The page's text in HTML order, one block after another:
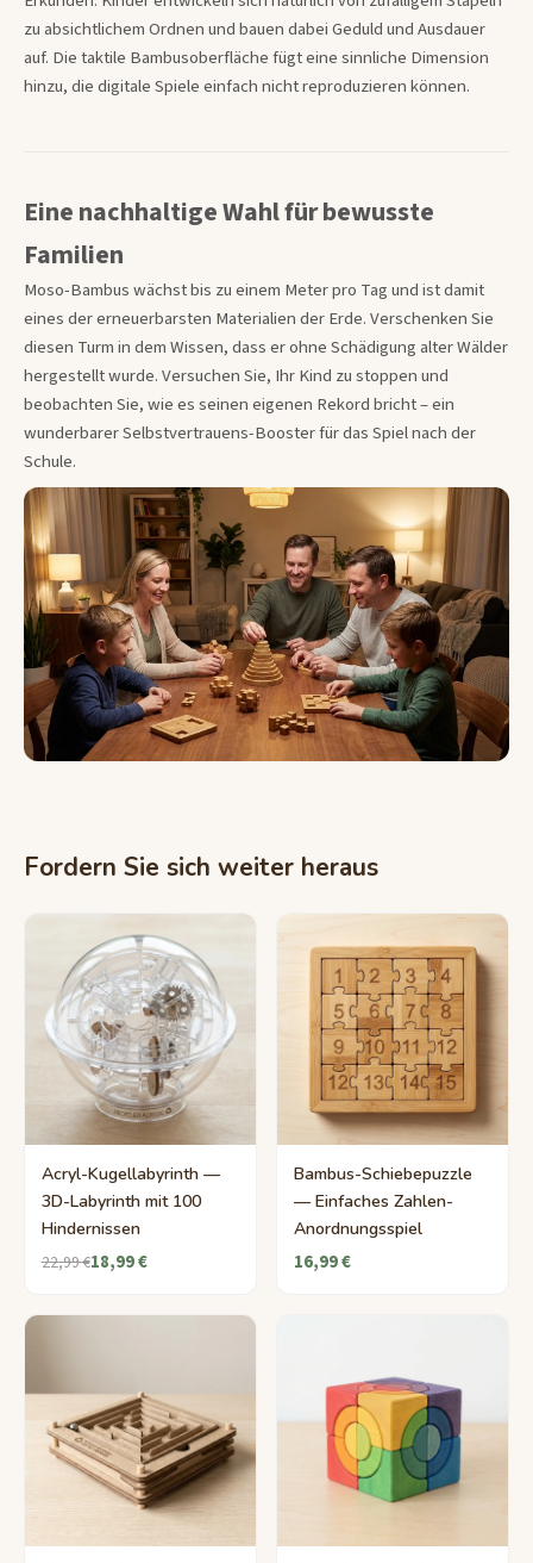
zu absichtlichem Ordnen und bauen dabei Geduld und Ausdauer
auf. Die taktile Bambusoberfläche fügt eine sinnliche Dimension
hinzu, die digitale Spiele einfach nicht reproduzieren können.
Eine nachhaltige Wahl für bewusste
Familien
Moso-Bambus wächst bis zu einem Meter pro Tag und ist damit
eines der erneuerbarsten Materialien der Erde. Verschenken Sie
diesen Turm in dem Wissen, dass er ohne Schädigung alter Wälder
hergestellt wurde. Versuchen Sie, Ihr Kind zu stoppen und
beobachten Sie, wie es seinen eigenen Rekord bricht – ein
wunderbarer Selbstvertrauens-Booster für das Spiel nach der
Schule.
Fordern Sie sich weiter heraus
Acryl-Kugellabyrinth —
3D-Labyrinth mit 100
Hindernissen
22,99 €18,99 €
Bambus-Schiebepuzzle
— Einfaches Zahlen-
Anordnungsspiel
16,99 €